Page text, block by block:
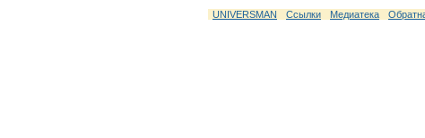
UNIVERSMAN Ссылки Медиатека